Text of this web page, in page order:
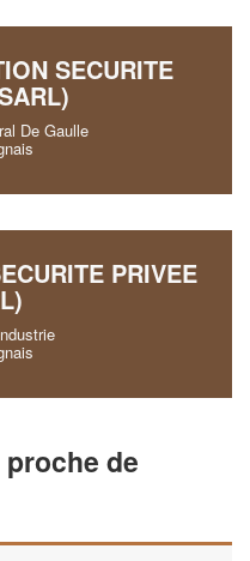
SECURITE
De Gaulle
PRIVEE
de